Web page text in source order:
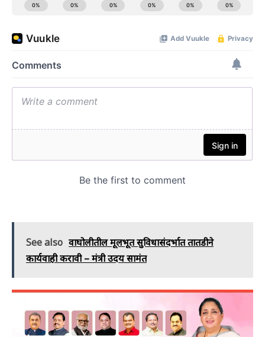
See also वाघोलीतील मूलभूत सुविधासंदर्भात तातडीने
कार्यवाही करावी – मंत्री उदय सामंत